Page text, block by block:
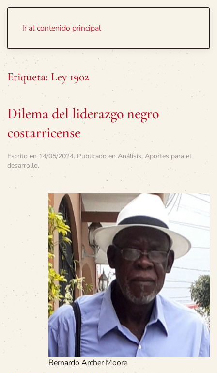
Ir al contenido principal
Etiqueta: Ley 1902
Dilema del liderazgo negro
costarricense
Escrito en 14/05/2024. Publicado en Análisis, Aportes para el
desarrollo.
Bernardo Archer Moore